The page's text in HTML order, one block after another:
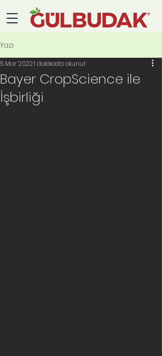
Yazı
Bayer CropScience ile
İşbirliği
5 Mar 20221 dakikada okunur